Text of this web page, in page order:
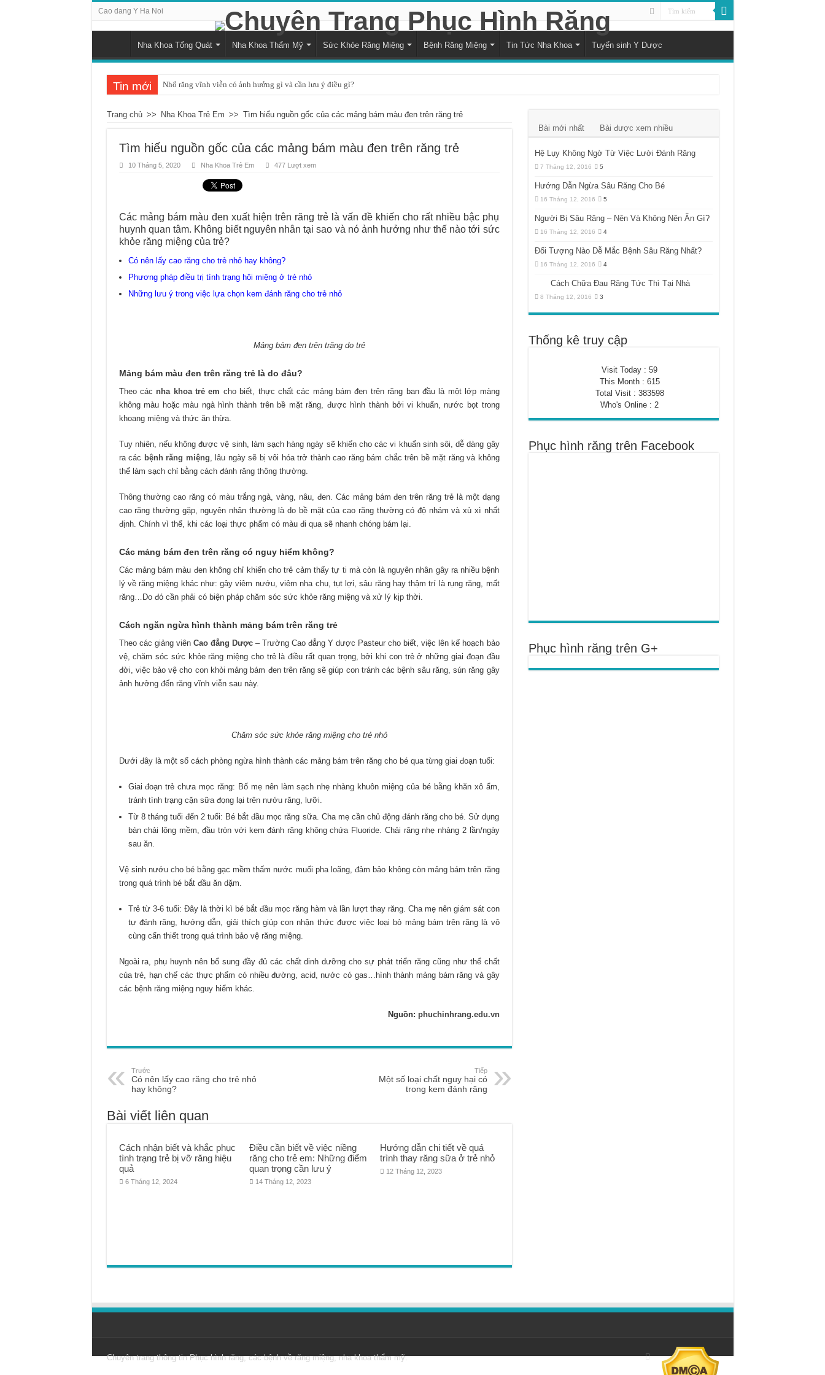
Cao dang Y Ha Noi
Nha Khoa Tổng Quát Nha Khoa Thẩm Mỹ Sức Khỏe Răng Miệng Bệnh Răng Miệng Tin Tức Nha Khoa Tuyển sinh Y Dược
Tin mới Nhổ răng vĩnh viễn có ảnh hưởng gì và cần lưu ý điều gì?
Cách nhận biết và khắc phục tình trạng trẻ bị vỡ răng hiệu quả
Nguyên nhân và cách điều trị sưng nướu răng trong cùng hàm dưới
Quá trình mọc răng khôn bắt đầu và kéo dài bao lâu?
Tác động tiêu cực của hút thuốc đối với sức khỏe răng miệng
Chảy máu chân răng và dấu hiệu của sự thiếu hụt chất dinh dưỡng
Có nên áp dụng phương pháp đánh răng bằng muối hàng ngày?
Trang chủ >> Nha Khoa Trẻ Em >> Tìm hiểu nguồn gốc của các mảng bám màu đen trên răng trẻ
Tìm hiểu nguồn gốc của các mảng bám màu đen trên răng trẻ
10 Tháng 5, 2020 Nha Khoa Trẻ Em 477 Lượt xem
Các mảng bám màu đen xuất hiện trên răng trẻ là vấn đề khiến cho rất nhiều bậc phụ
huynh quan tâm. Không biết nguyên nhân tại sao và nó ảnh hưởng như thế nào tới sức
khỏe răng miệng của trẻ?
Có nên lấy cao răng cho trẻ nhỏ hay không?
Phương pháp điều trị tình trạng hôi miệng ở trẻ nhỏ
Những lưu ý trong việc lựa chọn kem đánh răng cho trẻ nhỏ
Mảng bám đen trên trăng do trẻ
Mảng bám màu đen trên răng trẻ là do đâu?
Theo các nha khoa trẻ em cho biết, thực chất các mảng bám đen trên răng ban đầu là một lớp màng
không màu hoặc màu ngà hình thành trên bề mặt răng, được hình thành bởi vi khuẩn, nước bọt trong
khoang miệng và thức ăn thừa.
Tuy nhiên, nếu không được vệ sinh, làm sạch hàng ngày sẽ khiến cho các vi khuẩn sinh sôi, dễ dàng gây
ra các bệnh răng miệng, lâu ngày sẽ bị vôi hóa trở thành cao răng bám chắc trên bề mặt răng và không
thể làm sạch chỉ bằng cách đánh răng thông thường.
Thông thường cao răng có màu trắng ngà, vàng, nâu, đen. Các mảng bám đen trên răng trẻ là một dạng
cao răng thường gặp, nguyên nhân thường là do bề mặt của cao răng thường có độ nhám và xù xì nhất
định. Chính vì thế, khi các loại thực phẩm có màu đi qua sẽ nhanh chóng bám lại.
Các mảng bám đen trên răng có nguy hiểm không?
Các mảng bám màu đen không chỉ khiến cho trẻ cảm thấy tự ti mà còn là nguyên nhân gây ra nhiều bệnh
lý về răng miệng khác như: gây viêm nướu, viêm nha chu, tụt lợi, sâu răng hay thậm trí là rụng răng, mất
răng…Do đó cần phải có biện pháp chăm sóc sức khỏe răng miệng và xử lý kịp thời.
Cách ngăn ngừa hình thành mảng bám trên răng trẻ
Theo các giảng viên Cao đẳng Dược– Trường Cao đẳng Y dược Pasteur cho biết, việc lên kế hoạch bảo
vệ, chăm sóc sức khỏe răng miệng cho trẻ là điều rất quan trọng, bởi khi con trẻ ở những giai đoạn đầu
đời, việc bảo vệ cho con khỏi mảng bám đen trên răng sẽ giúp con tránh các bệnh sâu răng, sún răng gây
ảnh hưởng đến răng vĩnh viễn sau này.
Chăm sóc sức khỏe răng miệng cho trẻ nhỏ
Dưới đây là một số cách phòng ngừa hình thành các mảng bám trên răng cho bé qua từng giai đoạn tuổi:
Giai đoạn trẻ chưa mọc răng: Bố mẹ nên làm sạch nhẹ nhàng khuôn miệng của bé bằng khăn xô ẩm,
tránh tình trạng cặn sữa đọng lại trên nướu răng, lưỡi.
Từ 8 tháng tuổi đến 2 tuổi: Bé bắt đầu mọc răng sữa. Cha mẹ cần chủ động đánh răng cho bé. Sử dụng
bàn chải lông mềm, đầu tròn với kem đánh răng không chứa Fluoride. Chải răng nhẹ nhàng 2 lần/ngày
sau ăn.
Vệ sinh nướu cho bé bằng gạc mềm thấm nước muối pha loãng, đảm bảo không còn mảng bám trên răng
trong quá trình bé bắt đầu ăn dặm.
Trẻ từ 3-6 tuổi: Đây là thời kì bé bắt đầu mọc răng hàm và lần lượt thay răng. Cha mẹ nên giám sát con
tự đánh răng, hướng dẫn, giải thích giúp con nhận thức được việc loại bỏ mảng bám trên răng là vô
cùng cẩn thiết trong quá trình bảo vệ răng miệng.
Ngoài ra, phụ huynh nên bổ sung đầy đủ các chất dinh dưỡng cho sự phát triển răng cũng như thể chất
của trẻ, hạn chế các thực phẩm có nhiều đường, acid, nước có gas…hình thành mảng bám răng và gây
các bệnh răng miệng nguy hiểm khác.
Nguồn: phuchinhrang.edu.vn
Trước
Có nên lấy cao răng cho trẻ nhỏ
hay không?
Tiếp
Một số loại chất nguy hại có
trong kem đánh răng
Bài viết liên quan
Cách nhận biết và khắc phục
tình trạng trẻ bị vỡ răng hiệu
quả
6 Tháng 12, 2024
Điều cần biết về việc niềng
răng cho trẻ em: Những điểm
quan trọng cần lưu ý
14 Tháng 12, 2023
Hướng dẫn chi tiết về quá
trình thay răng sữa ở trẻ nhỏ
12 Tháng 12, 2023
Bài mới nhất Bài được xem nhiều
Hệ Lụy Không Ngờ Từ Việc Lười Đánh Răng
7 Tháng 12, 2016 5
Hướng Dẫn Ngừa Sâu Răng Cho Bé
16 Tháng 12, 2016 5
Người Bị Sâu Răng – Nên Và Không Nên Ăn Gì?
16 Tháng 12, 2016 4
Đối Tượng Nào Dễ Mắc Bệnh Sâu Răng Nhất?
16 Tháng 12, 2016 4
Cách Chữa Đau Răng Tức Thì Tại Nhà
8 Tháng 12, 2016 3
Thống kê truy cập
Visit Today : 59
This Month : 615
Total Visit : 383598
Who's Online : 2
Phục hình răng trên Facebook
Phục hình răng trên G+
Chuyên trang thông tinPhục hình răng, các bệnh về răng miệng, nha khoa thẩm mỹ.